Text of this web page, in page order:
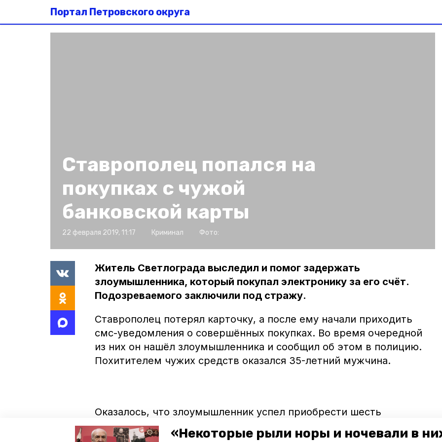
«Некоторые рыли норы и ночевали в
Портал Петровского округа
Ставрополец попался на
покупках с чужой
банковской карты
22 февраля 2019, 11:17 Криминал Фото:
Житель Светлограда выследил и помог задержать
злоумышленника, который покупал электронику за его счёт.
Подозреваемого заключили под стражу.
Ставрополец потерял карточку, а после ему начали приходить
смс-уведомления о совершённых покупках. Во время очередной
из них он нашёл злоумышленника и сообщил об этом в полицию.
Похитителем чужих средств оказался 35-летний мужчина.
Оказалось, что злоумышленник успел приобрести шесть
мобильников и планшет в трёх магазинах Светлограда. Гаджеты
он собирался продать. Подвела мужчину вредная привычка. Во